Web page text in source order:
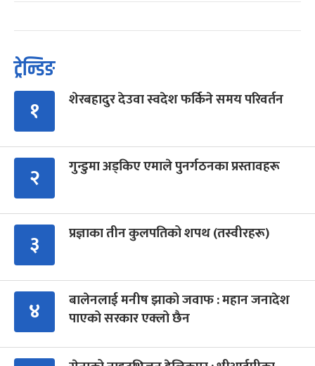
ट्रेन्डिङ
१ शेरबहादुर देउवा स्वदेश फर्किने समय परिवर्तन
२ गुन्डुमा अड्किए एमाले पुनर्गठनका प्रस्तावहरू
३ प्रज्ञाका तीन कुलपतिको शपथ (तस्वीरहरू)
४
बालेनलाई मनीष झाको जवाफ : महान जनादेश
पाएको सरकार एक्लो छैन